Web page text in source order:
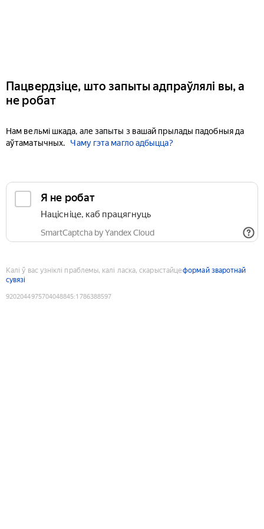
Пацвердзіце, што запыты адпраўлялі вы, а
не робат
Нам вельмі шкада, але запыты з вашай прылады падобныя да
аўтаматычных.
Чаму гэта магло адбыцца?
Я не робат
Націсніце, каб працягнуць
SmartCaptcha by Yandex Cloud
Калі ў вас узніклі праблемы, калі ласка, скарыстайцеформай зваротнай
сувязі
9202044975704048845:1786388597